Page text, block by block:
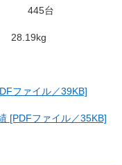
収 445台
28.19kg
ファイル／39KB]
[PDFファイル／35KB]